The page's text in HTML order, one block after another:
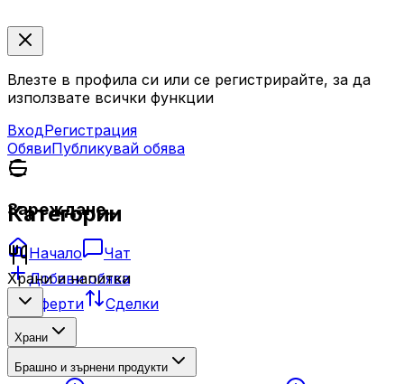
Влезте в профила си или се регистрирайте, за да
използвате всички функции
ВходРегистрация
ОбявиПубликувай обява
Категории
Храни и напитки
Храни
Брашно и зърнени продукти
Зареждане...
Начало
Чат
Добави обява
Оферти
Сделки